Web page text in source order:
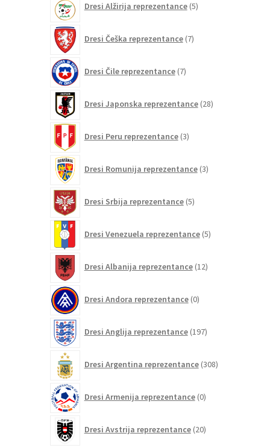
Dresi Alžirija reprezentance 5izdelkov
Dresi Češka reprezentance 7izdelkov
Dresi Čile reprezentance 7izdelkov
Dresi Japonska reprezentance 28izdelkov
Dresi Peru reprezentance 3izdelki
Dresi Romunija reprezentance 3izdelki
Dresi Srbija reprezentance 5izdelkov
Dresi Venezuela reprezentance 5izdelkov
Dresi Albanija reprezentance 12izdelkov
Dresi Andora reprezentance 0izdelkov
Dresi Anglija reprezentance 197izdelkov
Dresi Argentina reprezentance 308izdelkov
Dresi Armenija reprezentance 0izdelkov
Dresi Avstrija reprezentance 20izdelkov